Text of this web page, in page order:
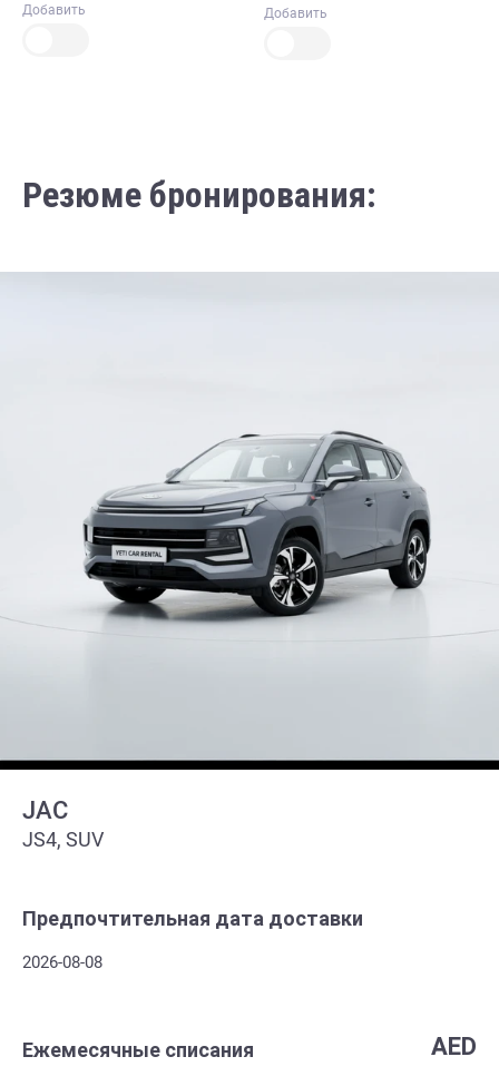
Добавить Добавить
Резюме бронирования:
JAC
JS4, SUV
Предпочтительная дата доставки
2026-08-08
Ежемесячные списания AED